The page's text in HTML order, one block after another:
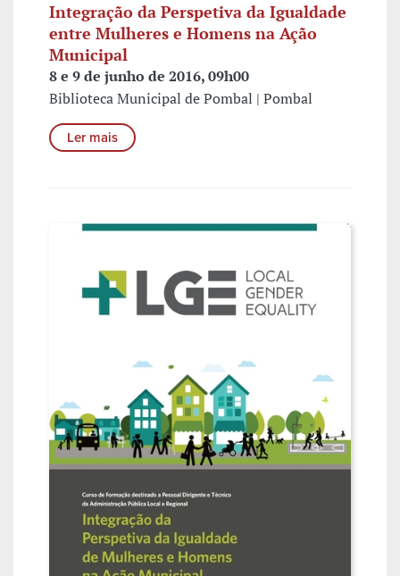
Integração da Perspetiva da Igualdade
entre Mulheres e Homens na Ação
Municipal
8 e 9 de junho de 2016, 09h00
Biblioteca Municipal de Pombal | Pombal
Ler mais